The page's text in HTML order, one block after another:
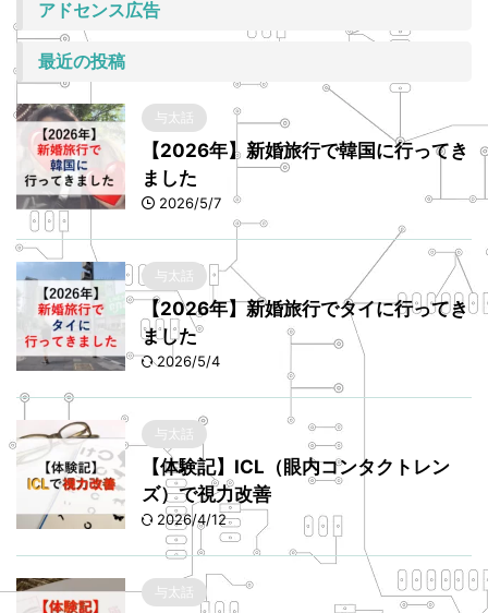
アドセンス広告
最近の投稿
与太話
【2026年】新婚旅行で韓国に行ってき
ました
2026/5/7
与太話
【2026年】新婚旅行でタイに行ってき
ました
2026/5/4
与太話
【体験記】ICL（眼内コンタクトレン
ズ）で視力改善
2026/4/12
与太話